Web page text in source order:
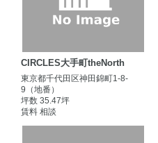
CIRCLES大手町theNorth
東京都千代田区神田錦町1-8-
9（地番）
坪数 35.47坪
賃料 相談